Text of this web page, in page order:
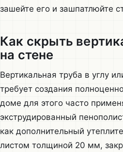
зашейте его и зашпатлюйте
Как скрыть
на стене
Вертикальная труба в углу
требует создания
доме для этого часто
экструдированный
как дополнительный
листом толщиной 20 мм,